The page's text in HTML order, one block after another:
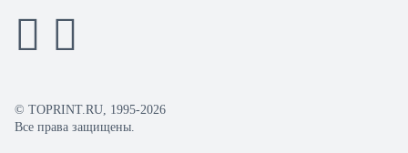
© TOPRINT.RU, 1995-2026
Все права защищены.